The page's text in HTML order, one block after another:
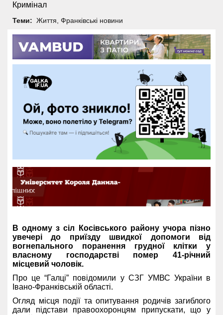
Кримінал
Теми: Життя Франківські новини
В одному з сіл Косівського району учора пізно
увечері до приїзду швидкої допомоги від
вогнепального поранення грудної клітки у
власному господарстві помер 41-річний
місцевий чоловік.
Про це “Галці” повідомили у СЗГ УМВС України в
Івано-Франківській області.
Огляд місця події та опитування родичів загиблого
дали підстави правоохоронцям припускати, що у